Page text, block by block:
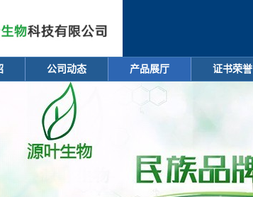
公司动态 产品展厅 证书荣誉